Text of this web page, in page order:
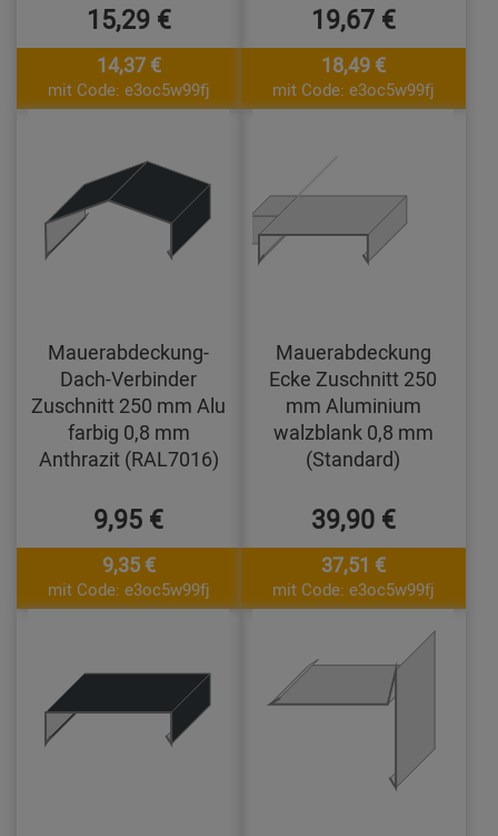
15,29 €
14,37 €
mit Code: e3oc5w99fj
19,67 €
18,49 €
mit Code: e3oc5w99fj
Mauerabdeckung-
Dach-Verbinder
Zuschnitt 250 mm Alu
farbig 0,8 mm
Anthrazit (RAL7016)
9,95 €
9,35 €
mit Code: e3oc5w99fj
Mauerabdeckung
Ecke Zuschnitt 250
mm Aluminium
walzblank 0,8 mm
(Standard)
39,90 €
37,51 €
mit Code: e3oc5w99fj